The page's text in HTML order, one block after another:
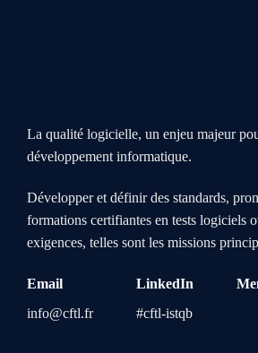
La qualité logicielle, un enjeu majeur
développement informatique.
Développer et définir des standards,
formations certifiantes en tests logiciels
exigences, telles sont les missions
Email
info@cftl.fr
LinkedIn
#cftl-istqb